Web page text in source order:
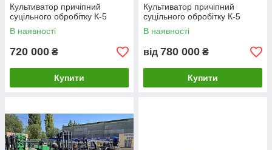
Культиватор причіпний
суцільного обробітку К-5
В наявності
720 000 ₴
Купити
Культиватор причіпний
суцільного обробітку К-5
В наявності
від 780 000 ₴
Купити